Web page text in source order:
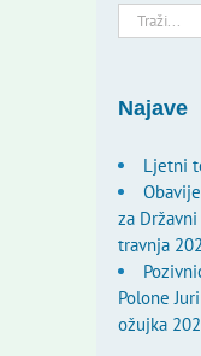
Traži...
Najave
Ljetni
za
travnja
Polone
ožujka